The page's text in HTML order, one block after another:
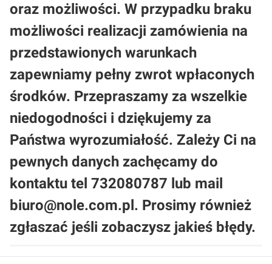
oraz możliwości. W przypadku braku
możliwości realizacji zamówienia na
przedstawionych warunkach
zapewniamy pełny zwrot wpłaconych
środków. Przepraszamy za wszelkie
niedogodności i dziękujemy za
Państwa wyrozumiałość. Zależy Ci na
pewnych danych zachęcamy do
kontaktu tel 732080787 lub mail
biuro@nole.com.pl. Prosimy również
zgłaszać jeśli zobaczysz jakieś błędy.